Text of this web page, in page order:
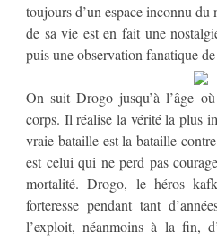
toujours d’un espace inconnu
de sa vie est en fait une
puis une observation fanatique
On suit Drogo jusqu’à l’âge
corps. Il réalise la vérité la plus
vraie bataille est la bataille
est celui qui ne perd pas
mortalité. Drogo, le héros
forteresse pendant tant
l’exploit, néanmoins à la fin,